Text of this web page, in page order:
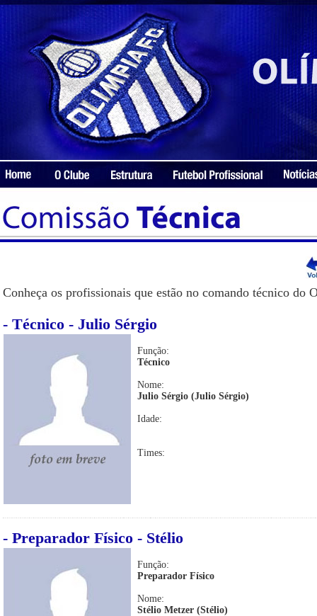
Conheça os profissionais que estão no comando técnico do
- Técnico - Julio Sérgio
Função:
Técnico
Nome:
Julio Sérgio (Julio Sérgio)
Idade:
Times:
- Preparador Físico - Stélio
Função:
Preparador Físico
Nome:
Stélio Metzer (Stélio)